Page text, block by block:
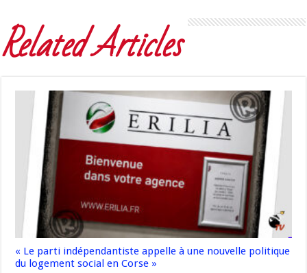
Related Articles
« Le parti indépendantiste appelle à une nouvelle politique
du logement social en Corse »